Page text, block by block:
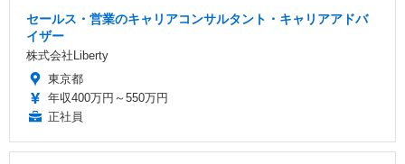
セールス・営業のキャリアコンサルタント・キャリアアドバ
イザー
株式会社Liberty
東京都
年収400万円～550万円
正社員